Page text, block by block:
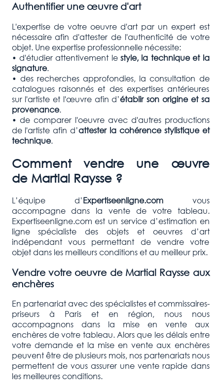
Authentifier une œuvre d'art
L'expertise de votre oeuvre d'art par un expert est
nécessaire afin d'attester de l'authenticité de votre
objet. Une expertise professionnelle nécessite:
• d'étudier attentivement lestyle, la technique et la
signature.
• des recherches approfondies, la consultation de
catalogues raisonnés et des expertises antérieures
sur l'artiste et l'œuvre afin d’établir son origine et sa
provenance.
• de comparer l'oeuvre avec d'autres productions
de l'artiste afin d’attester la cohérence stylistique et
technique.
Comment vendre une œuvre
de Martial Raysse ?
L’équipe d’Expertiseenligne.comvous
accompagne dans la vente de votre tableau.
Expertiseenligne.com est un service d’estimation en
ligne spécialiste des objets et oeuvres d’art
indépendant vous permettant de vendre votre
objet dans les meilleurs conditions et au meilleur prix.
Vendre votre oeuvre de Martial Raysse aux
enchères
En partenariat avec des spécialistes et commissaires-
priseurs à Paris et en région, nous nous
accompagnons dans la mise en vente aux
enchères de votre tableau. Alors que les délais entre
votre demande et la mise en vente aux enchères
peuvent être de plusieurs mois, nos partenariats nous
permettent de vous assurer une vente rapide dans
les meilleures conditions.